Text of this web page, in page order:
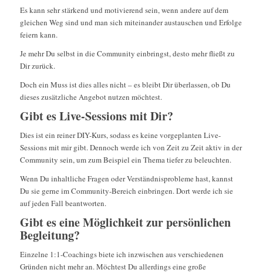
Es kann sehr stärkend und motivierend sein, wenn andere auf dem
gleichen Weg sind und man sich miteinander austauschen und Erfolge
feiern kann.
Je mehr Du selbst in die Community einbringst, desto mehr fließt zu
Dir zurück.
Doch ein Muss ist dies alles nicht – es bleibt Dir überlassen, ob Du
dieses zusätzliche Angebot nutzen möchtest.
Gibt es Live-Sessions mit Dir?
Dies ist ein reiner DIY-Kurs, sodass es keine vorgeplanten Live-
Sessions mit mir gibt. Dennoch werde ich von Zeit zu Zeit aktiv in der
Community sein, um zum Beispiel ein Thema tiefer zu beleuchten.
Wenn Du inhaltliche Fragen oder Verständnisprobleme hast, kannst
Du sie gerne im Community-Bereich einbringen. Dort werde ich sie
auf jeden Fall beantworten.
Gibt es eine Möglichkeit zur persönlichen
Begleitung?
Einzelne 1:1-Coachings biete ich inzwischen aus verschiedenen
Gründen nicht mehr an. Möchtest Du allerdings eine große